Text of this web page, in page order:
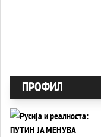
ПРОФИЛ